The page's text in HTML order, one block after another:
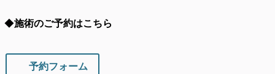
◆施術のご予約はこちら
予約フォーム